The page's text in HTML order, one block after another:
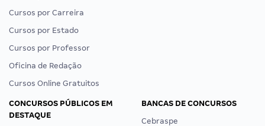
Cursos por Carreira
Cursos por Estado
Cursos por Professor
Oficina de Redação
Cursos Online Gratuitos
CONCURSOS PÚBLICOS EM
DESTAQUE
BANCAS DE CONCURSOS
Cebraspe